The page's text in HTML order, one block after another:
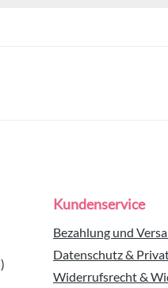
Kundenservice
Bezahlung und
Datenschutz &
Widerrufsrecht &